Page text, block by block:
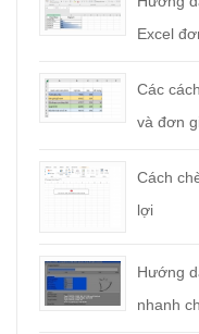
Excel
Các
và đơn
Cách
lợi
Hướng
nhanh